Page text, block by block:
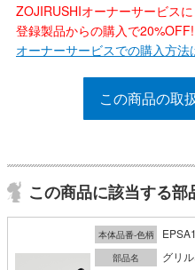
ZOJIRUSHIオーナーサービスに
登録製品からの購入で
オーナーサービスでの購入方法
この商品の取
この商品に該当する部
本体品番-色柄
部品名 グリ